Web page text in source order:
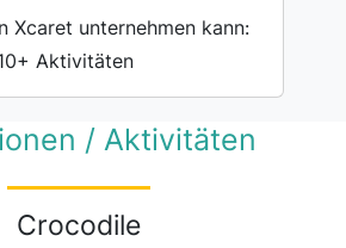
Xcaret unternehmen kann:
Aktivitäten
/ Aktivitäten
Crocodile